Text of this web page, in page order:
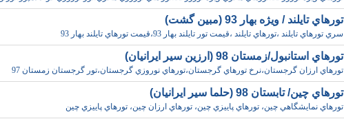
تورهاي تايلند / ويژه بهار 93 (مبين گشت)
سري تورهاي تايلند ،تورهاي تايلند ،قيمت تور تايلند بهار 93،قيمت تورهاي تايلند بهار 93
تورهاي استانبول/زمستان 98 (ارزين سير ايرانيان)
تورهاي ارزان گرجستان،نرخ تورهاي گرجستان،تورهاي نوروزي گرجستان،تور گرجستان زمستان 97
تورهاي چين/ تابستان 98 (حلما سير ايرانيان)
تورهاي نمايشگاهي چين، تورهاي پاييزي چين، تورهاي ارزان چين، تورهاي پاييزي چين